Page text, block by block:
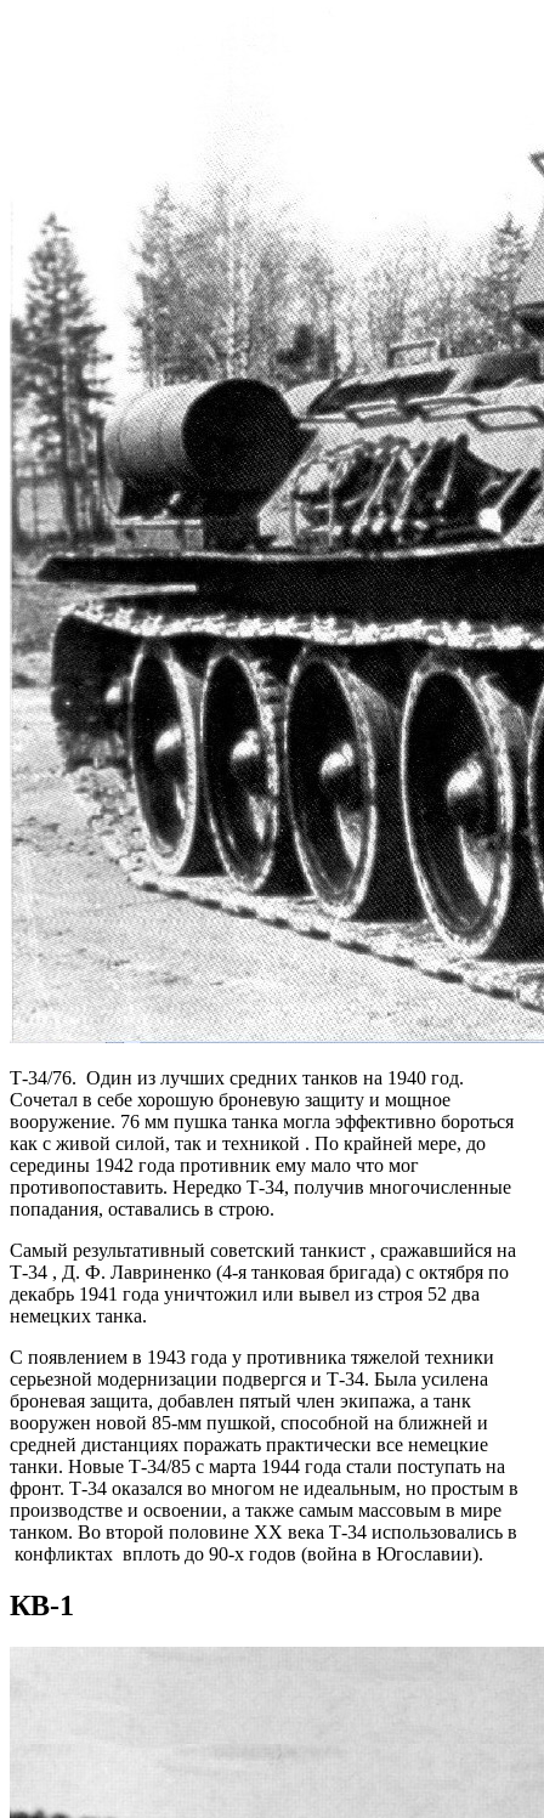
Т-34/76. Один из лучших средних танков на 1940 год.
Сочетал в себе хорошую броневую защиту и мощное
вооружение. 76 мм пушка танка могла эффективно бороться
как с живой силой, так и техникой . По крайней мере, до
середины 1942 года противник ему мало что мог
противопоставить. Нередко Т-34, получив многочисленные
попадания, оставались в строю.
Самый результативный советский танкист , сражавшийся на
Т-34 , Д. Ф. Лавриненко (4-я танковая бригада) с октября по
декабрь 1941 года уничтожил или вывел из строя 52 два
немецких танка.
С появлением в 1943 года у противника тяжелой техники
серьезной модернизации подвергся и Т-34. Была усилена
броневая защита, добавлен пятый член экипажа, а танк
вооружен новой 85-мм пушкой, способной на ближней и
средней дистанциях поражать практически все немецкие
танки. Новые Т-34/85 с марта 1944 года стали поступать на
фронт. Т-34 оказался во многом не идеальным, но простым в
производстве и освоении, а также самым массовым в мире
танком. Во второй половине XX века Т-34 использовались в
конфликтах вплоть до 90-х годов (война в Югославии).
КВ-1